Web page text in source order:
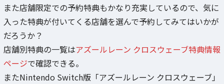
また店舗限定での予約特典もかなり充実しているので、気に
入った特典が付いてくる店舗を選んで予約してみてはいかが
だろうか？
店舗別特典の一覧はアズールレーン クロスウェーブ特典情報
ページで確認できる。
またNintendo Switch版「アズールレーン クロスウェーブ」